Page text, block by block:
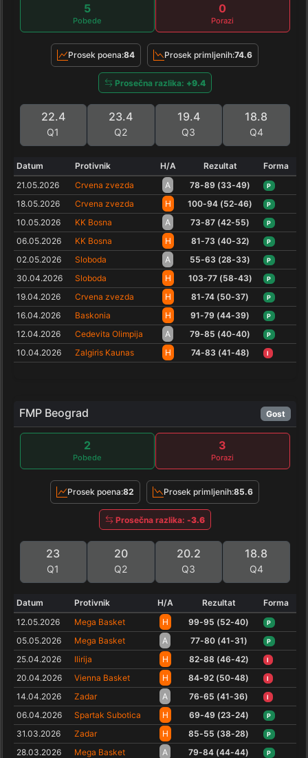
5
Pobede
0
Porazi
Prosek poena:84 Prosek primljenih:74.6
Prosečna razlika: +9.4
22.4
Q1
23.4
Q2
19.4
Q3
18.8
Q4
Datum Protivnik H/A Rezultat
Forma
21.05.2026
Crvena zvezda A 78-89 (33-49) P
18.05.2026 Crvena zvezda H 100-94 (52-46) P
10.05.2026 KK Bosna A 73-87 (42-55) P
06.05.2026 KK Bosna H 81-73 (40-32) P
02.05.2026 Sloboda A 55-63 (28-33) P
30.04.2026 Sloboda H 103-77 (58-43) P
19.04.2026 Crvena zvezda H 81-74 (50-37) P
16.04.2026 Baskonia H 91-79 (44-39) P
12.04.2026 Cedevita Olimpija A 79-85 (40-40) P
10.04.2026 Zalgiris Kaunas H 74-83 (41-48) I
FMP Beograd Gost
2
Pobede
3
Porazi
Prosek poena:82 Prosek primljenih:85.6
Prosečna razlika: -3.6
23
Q1
20
Q2
20.2
Q3
18.8
Q4
Datum Protivnik H/A Rezultat
Forma
12.05.2026
Mega Basket H 99-95 (52-40) P
05.05.2026 Mega Basket A 77-80 (41-31) P
25.04.2026 Ilirija H 82-88 (46-42) I
20.04.2026 Vienna Basket H 84-92 (50-48) I
14.04.2026 Zadar A 76-65 (41-36) I
06.04.2026 Spartak Subotica H 69-49 (23-24) P
31.03.2026 Zadar H 85-55 (38-28) P
28.03.2026 Mega Basket A 79-84 (44-44) P